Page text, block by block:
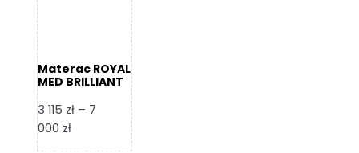
Materac ROYAL
MED BRILLIANT
3 115 zł – 7
000 złZakres